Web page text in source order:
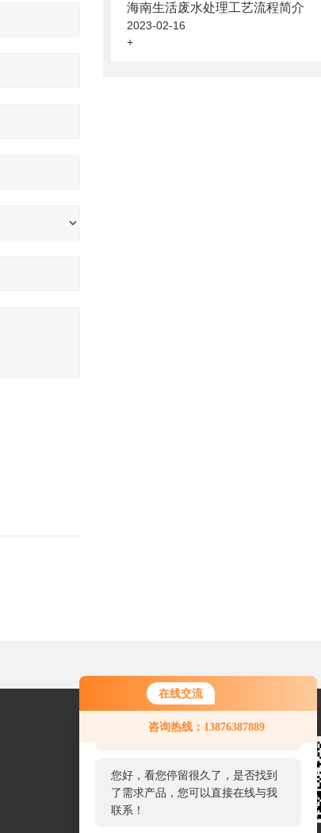
在线交流
咨询热线：13876387889
服务，请问您要咨询什么问题呢？
您好，看您停留很久了，是否找到
了需求产品，您可以直接在线与我
联系！
海南生活废水处理工艺流程简介
2023-02-16
+